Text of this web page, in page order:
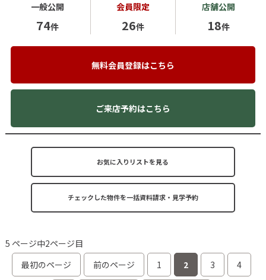
一般公開
74件
会員限定
26件
店舗公開
18件
無料会員登録はこちら
ご来店予約はこちら
お気に入りリストを見る
5 ページ中2ページ目
最初のページ
前のページ 1 2 3 4